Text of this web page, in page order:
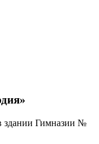
здании Гимназии №